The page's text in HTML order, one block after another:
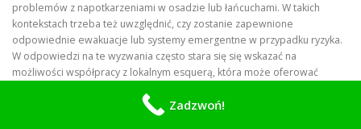
problemów z napotkarzeniami w osadzie lub łańcuchami. W takich
kontekstach trzeba też uwzględnić, czy zostanie zapewnione
odpowiednie ewakuacje lub systemy emergentne w przypadku ryzyka.
W odpowiedzi na te wyzwania często stara się się wskazać na
możliwości współpracy z lokalnym esquerą, która może oferować
Zaproponowanie Opcji Dziewiczych
Zadzwoń!